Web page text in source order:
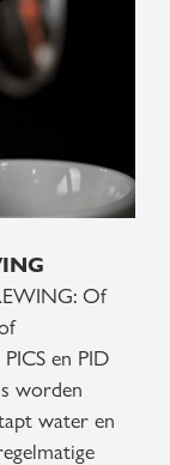
Of
en PID
worden
water en